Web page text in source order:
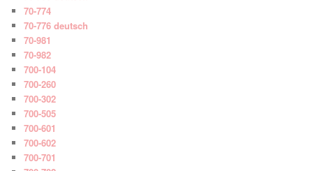
70-774
70-776 deutsch
70-981
70-982
700-104
700-260
700-302
700-505
700-601
700-602
700-701